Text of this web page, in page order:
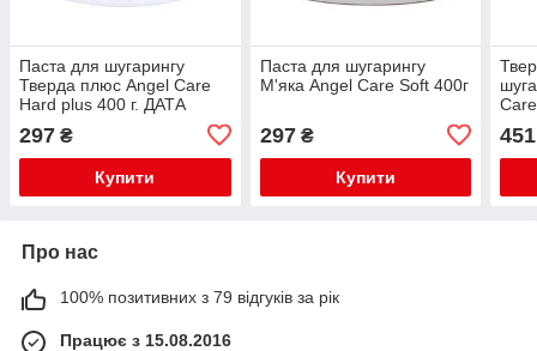
Паста для шугарингу
Тверда плюс Angel Care
Hard plus 400 г. ДАТА
ВИГОТОВЛЕННЯ ПАСТИ
16.10.2023
297 ₴
Купити
Паста для шугарингу
М'яка Angel Care Soft 400г
297₴
Купити
451
Про нас
100% позитивних з 79 відгуків за рік
Працює з 15.08.2016